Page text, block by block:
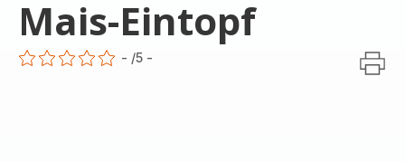
Mais-Eintopf
- /5 -